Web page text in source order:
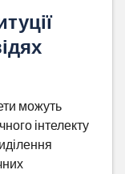
можуть
інтелекту